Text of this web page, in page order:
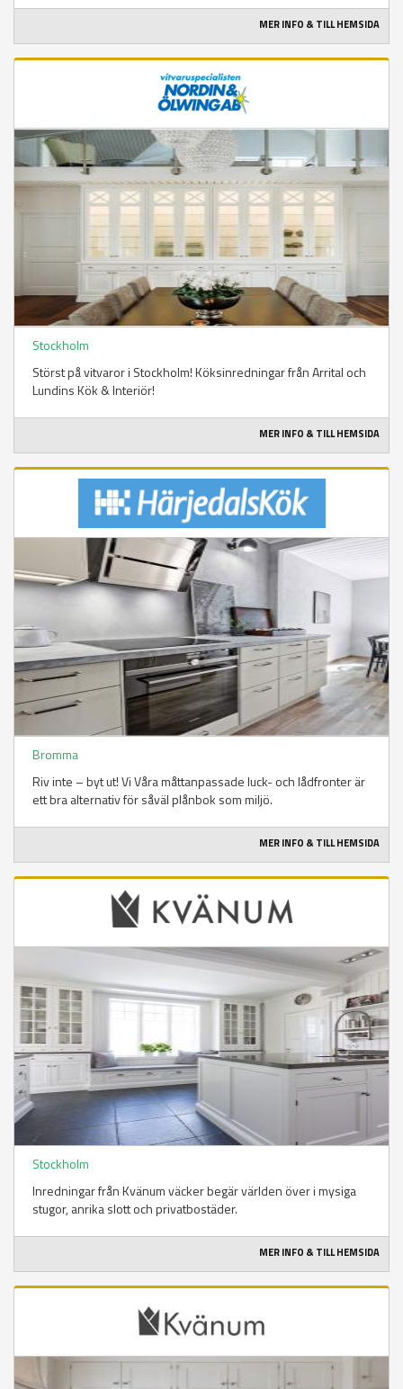
MER INFO & TILL HEMSIDA
Stockholm
Störst på vitvaror i Stockholm! Köksinredningar från Arrital och
Lundins Kök & Interiör!
MER INFO & TILL HEMSIDA
Bromma
Riv inte – byt ut! Vi Våra måttanpassade luck- och lådfronter är
ett bra alternativ för såväl plånbok som miljö.
MER INFO & TILL HEMSIDA
Stockholm
Inredningar från Kvänum väcker begär världen över i mysiga
stugor, anrika slott och privatbostäder.
MER INFO & TILL HEMSIDA